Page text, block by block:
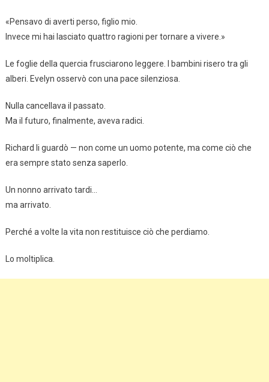
«Pensavo di averti perso, figlio mio.
Invece mi hai lasciato quattro ragioni per tornare a vivere.»
Le foglie della quercia frusciarono leggere. I bambini risero tra gli
alberi. Evelyn osservò con una pace silenziosa.
Nulla cancellava il passato.
Ma il futuro, finalmente, aveva radici.
Richard li guardò — non come un uomo potente, ma come ciò che
era sempre stato senza saperlo.
Un nonno arrivato tardi…
ma arrivato.
Perché a volte la vita non restituisce ciò che perdiamo.
Lo moltiplica.